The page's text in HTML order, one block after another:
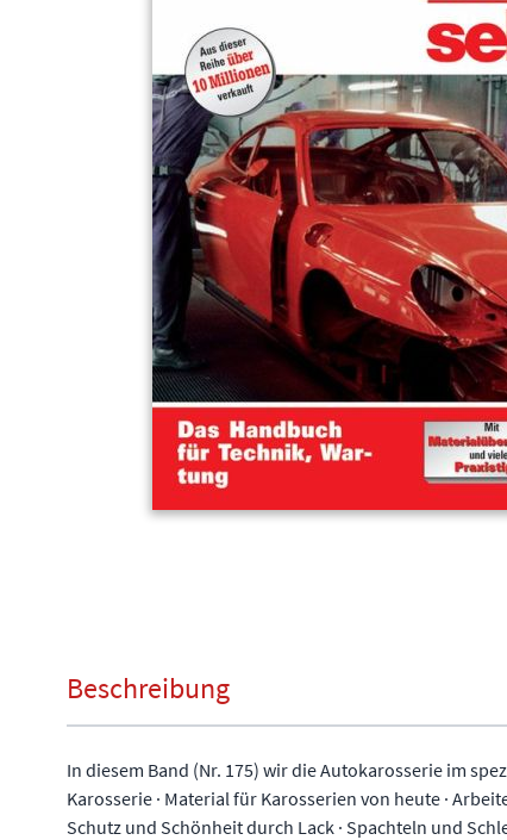
Beschreibung
In diesem Band (Nr. 175) wir die Autokarosserie im
Karosserie · Material für Karosserien von heute ·
Schutz und Schönheit durch Lack · Spachteln und